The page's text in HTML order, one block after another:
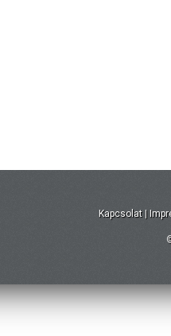
Kapcsolat |